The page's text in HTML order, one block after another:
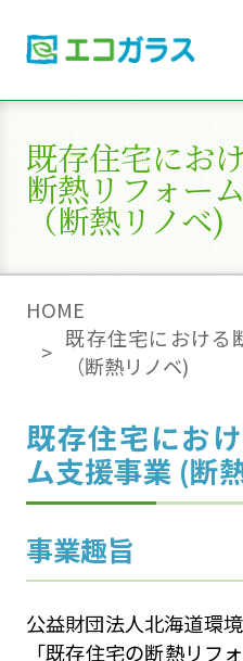
既存住宅にお
断熱リフォー
（断熱リノベ)
HOME
既存住宅における
（断熱リノベ)
既存住宅にお
ム支援事業 (断
事業趣旨
公益財団法人北海道環
「既存住宅の断熱リフ